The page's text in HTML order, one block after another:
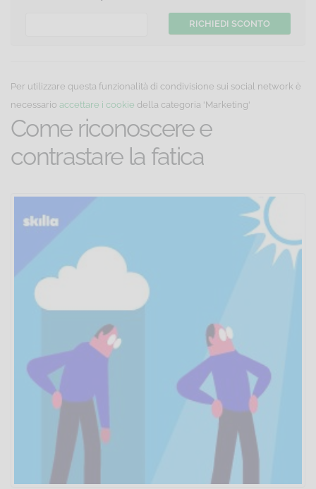
Per utilizzare questa funzionalità di condivisione sui social network è
necessario accettare i cookie della categoria 'Marketing'
Come riconoscere e
contrastare la fatica